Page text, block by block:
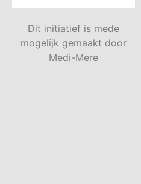
Dit initiatief is mede
mogelijk gemaakt door
Medi-Mere